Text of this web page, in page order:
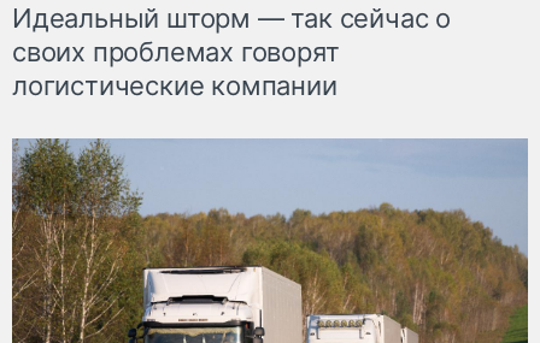
Идеальный шторм — так сейчас о
своих проблемах говорят
логистические компании